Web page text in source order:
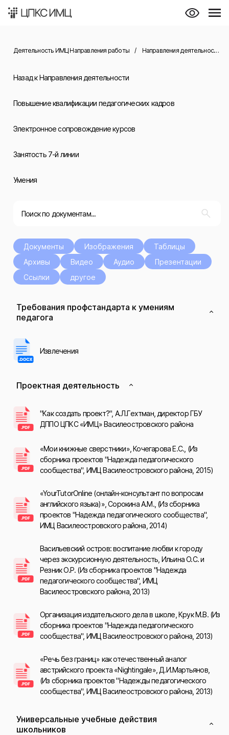
Деятельность ИМЦ Направления работы / Направления деятельности
Назад к Направления деятельности
Повышение квалификации педагогических кадров
Электронное сопровождение курсов
Занятость 7-й линии
Умения
Документы Изображения
Таблицы
Архивы
Видео Аудио
Презентации
Ссылки
другое
Требования профстандарта к умениям
педагога
Извлечения
Проектная деятельность
"Как создать проект?", А.Л.Гехтман, директор ГБУ
ДППО ЦПКС «ИМЦ» Василеостровского района
«Мои книжные сверстники», Кочегарова Е.С., (Из
сборника проектов "Надежда педагогического
сообщества", ИМЦ Василеостровского района, 2015)
«YourTutorOnline (онлайн-консультант по вопросам
английского языка)», Сорокина А.М., (Из сборника
проектов "Надежда педагогического сообщества",
ИМЦ Василеостровского района, 2014)
Васильевский остров: воспитание любви к городу
через экскурсионную деятельность, Ильина О.С. и
Резник О.Р. (Из сборника проектов "Надежда
педагогического сообщества", ИМЦ
Василеостровского района, 2013)
Организация издательского дела в школе, Крук М.В. (Из
сборника проектов "Надежда педагогического
сообщества", ИМЦ Василеостровского района, 2013)
«Речь без границ» как отечественный аналог
австрийского проекта «Nightingale», Д.И.Мартьянов,
(Из сборника проектов "Надежды педагогического
сообщества", ИМЦ Василеостровского района, 2013)
Универсальные учебные действия
школьников